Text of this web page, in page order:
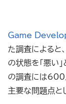
Game
た調査によると
の状態を「悪い
の調査には600
主要な問題点と